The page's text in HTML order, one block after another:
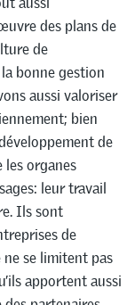
des plans de
de
bonne gestion
aussi valoriser
bien
de
les organes
leur travail
Ils sont
de
se limitent pas
apportent aussi